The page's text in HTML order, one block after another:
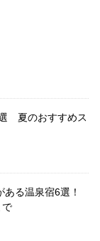
夏のおすすめス
ある温泉宿6選！
で